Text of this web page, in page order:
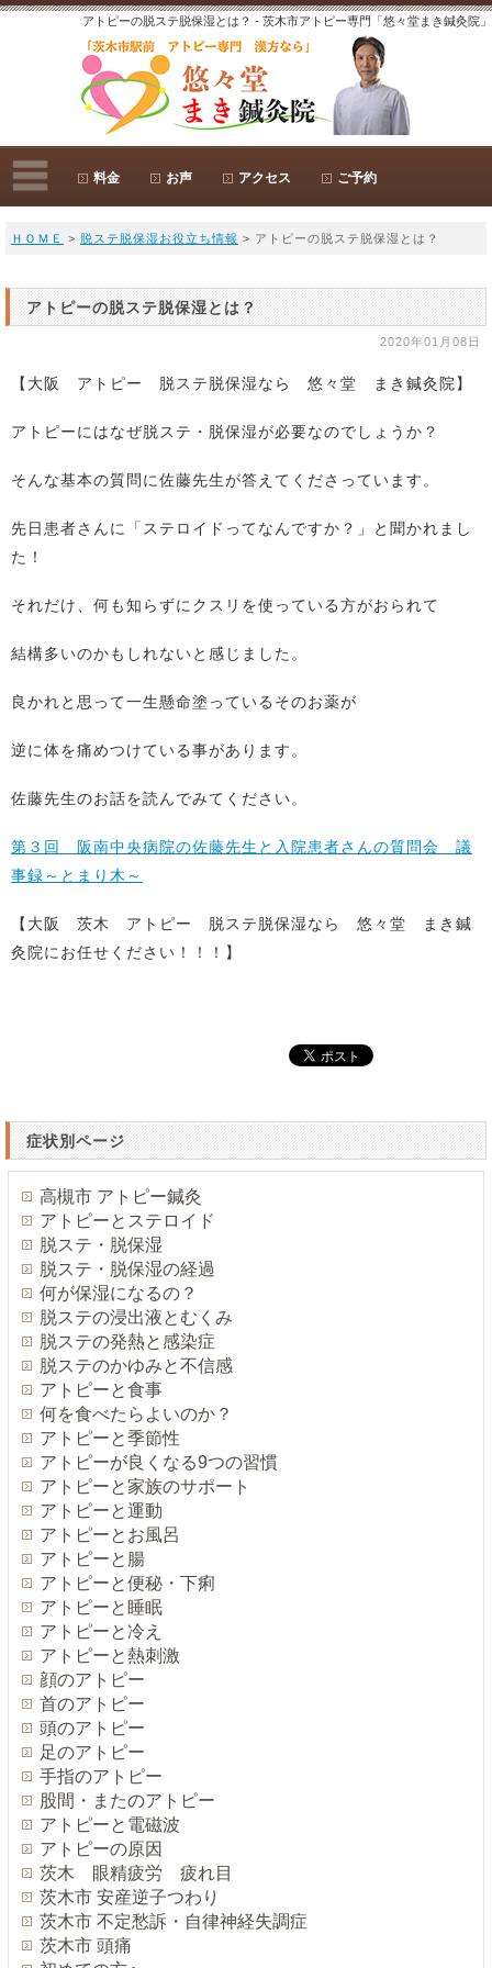
アトピーの脱ステ脱保湿とは？ - 茨木市アトピー専門「悠々堂まき鍼灸院」
料金 お声 アクセス ご予約
ＨＯＭＥ > 脱ステ脱保湿お役立ち情報 > アトピーの脱ステ脱保湿とは？
アトピーの脱ステ脱保湿とは？
2020年01月08日
【大阪 アトピー 脱ステ脱保湿なら 悠々堂 まき鍼灸院】
アトピーにはなぜ脱ステ・脱保湿が必要なのでしょうか？
そんな基本の質問に佐藤先生が答えてくださっています。
先日患者さんに「ステロイドってなんですか？」と聞かれまし
た！
それだけ、何も知らずにクスリを使っている方がおられて
結構多いのかもしれないと感じました。
良かれと思って一生懸命塗っているそのお薬が
逆に体を痛めつけている事があります。
佐藤先生のお話を読んでみてください。
第３回 阪南中央病院の佐藤先生と入院患者さんの質問会 議
事録～とまり木～
【大阪 茨木 アトピー 脱ステ脱保湿なら 悠々堂 まき鍼
灸院にお任せください！！！】
症状別ページ
高槻市 アトピー鍼灸
アトピーとステロイド
脱ステ・脱保湿
脱ステ・脱保湿の経過
何が保湿になるの？
脱ステの浸出液とむくみ
脱ステの発熱と感染症
脱ステのかゆみと不信感
アトピーと食事
何を食べたらよいのか？
アトピーと季節性
アトピーが良くなる9つの習慣
アトピーと家族のサポート
アトピーと運動
アトピーとお風呂
アトピーと腸
アトピーと便秘・下痢
アトピーと睡眠
アトピーと冷え
アトピーと熱刺激
顔のアトピー
首のアトピー
頭のアトピー
足のアトピー
手指のアトピー
股間・またのアトピー
アトピーと電磁波
アトピーの原因
茨木 眼精疲労 疲れ目
茨木市 安産逆子つわり
茨木市 不定愁訴・自律神経失調症
茨木市 頭痛